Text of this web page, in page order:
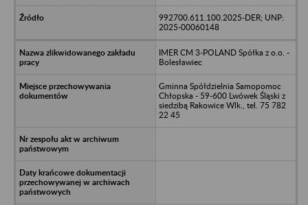
992700.611.100.2025-DER; UNP:
2025-00060148
IMER CM 3-POLAND Spółka z o.o. -
Bolesławiec
Gminna Spółdzielnia Samopomoc
Chłopska - 59-600 Lwówek Śląski z
siedzibą Rakowice Wlk., tel. 75 782
22 45